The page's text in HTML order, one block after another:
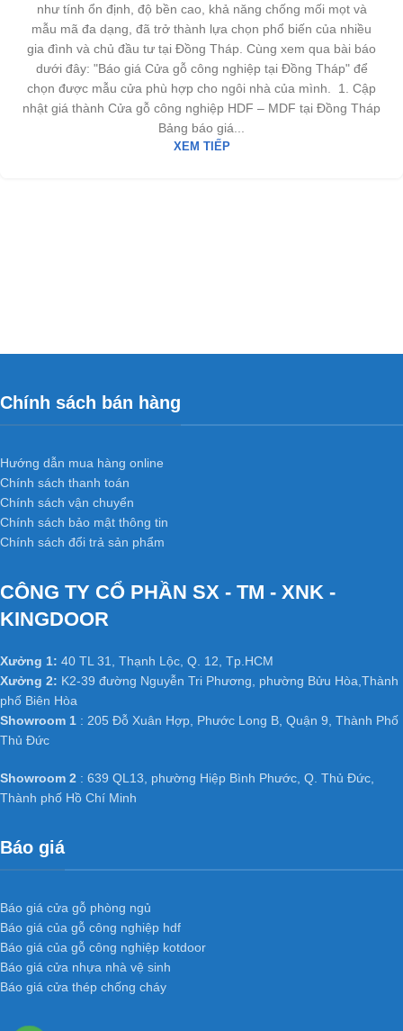
như tính ổn định, độ bền cao, khả năng chống mối mọt và
mẫu mã đa dạng, đã trở thành lựa chọn phổ biến của nhiều
gia đình và chủ đầu tư tại Đồng Tháp. Cùng xem qua bài báo
dưới đây: "Báo giá Cửa gỗ công nghiệp tại Đồng Tháp" để
chọn được mẫu cửa phù hợp cho ngôi nhà của mình. 1. Cập
nhật giá thành Cửa gỗ công nghiệp HDF – MDF tại Đồng Tháp
Bảng báo giá...
XEM TIẾP
Chính sách bán hàng
Hướng dẫn mua hàng online
Chính sách thanh toán
Chính sách vận chuyển
Chính sách bảo mật thông tin
Chính sách đổi trả sản phẩm
CÔNG TY CỔ PHẦN SX - TM - XNK -
KINGDOOR
Xưởng 1: 40 TL 31, Thạnh Lộc, Q. 12, Tp.HCM
Xưởng 2: K2-39 đường Nguyễn Tri Phương, phường Bửu Hòa,Thành
phố Biên Hòa
Showroom 1 : 205 Đỗ Xuân Hợp, Phước Long B, Quận 9, Thành Phố
Thủ Đức
Showroom 2 : 639 QL13, phường Hiệp Bình Phước, Q. Thủ Đức,
Thành phố Hồ Chí Minh
Báo giá
Báo giá cửa gỗ phòng ngủ
Báo giá của gỗ công nghiệp hdf
Báo giá của gỗ công nghiệp kotdoor
Báo giá cửa nhựa nhà vệ sinh
Báo giá cửa thép chống cháy